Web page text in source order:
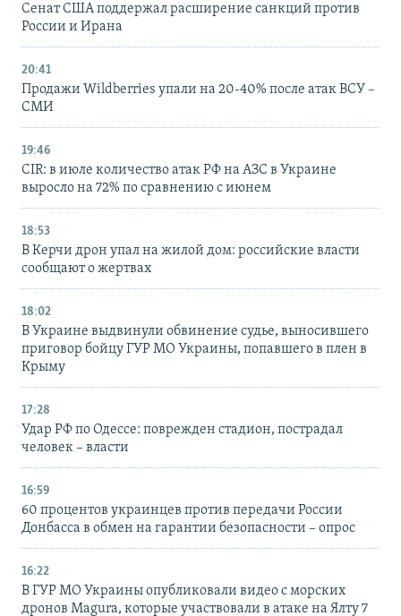
Сенат США поддержал расширение санкций против
России и Ирана
20:41
Продажи Wildberries упали на 20-40% после атак ВСУ –
СМИ
19:46
CIR: в июле количество атак РФ на АЗС в Украине
выросло на 72% по сравнению с июнем
18:53
В Керчи дрон упал на жилой дом: российские власти
сообщают о жертвах
18:02
В Украине выдвинули обвинение судье, выносившего
приговор бойцу ГУР МО Украины, попавшего в плен в
Крыму
17:28
Удар РФ по Одессе: поврежден стадион, пострадал
человек – власти
16:59
60 процентов украинцев против передачи России
Донбасса в обмен на гарантии безопасности – опрос
16:22
В ГУР МО Украины опубликовали видео с морских
дронов Magura, которые участвовали в атаке на Ялту 7